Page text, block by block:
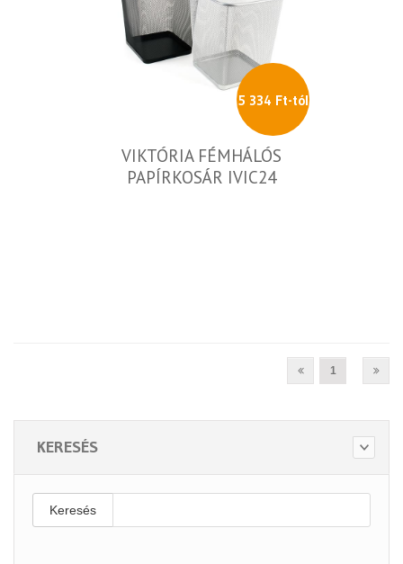
5 334 Ft-tól
VIKTÓRIA FÉMHÁLÓS
PAPÍRKOSÁR IVIC24
1
KERESÉS
Keresés